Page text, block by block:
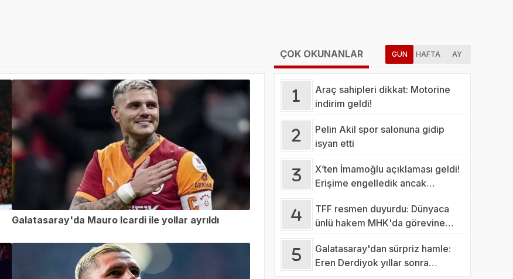
Galatasaray'da Mauro Icardi ile yollar ayrıldı
ÇOK OKUNANLAR GÜN HAFTA AY
Araç sahipleri dikkat: Motorine
indirim geldi!
Pelin Akil spor salonuna gidip
isyan etti
X’ten İmamoğlu açıklaması geldi!
Erişime engelledik ancak…
TFF resmen duyurdu: Dünyaca
ünlü hakem MHK'da görevine
Galatasaray'dan sürpriz hamle:
Eren Derdiyok yıllar sonra